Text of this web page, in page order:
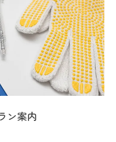
ン案内